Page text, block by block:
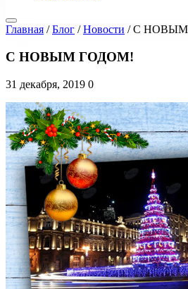
Главная /Блог /Новости /С
С НОВЫМ ГОДОМ!
31 декабря, 2019 0